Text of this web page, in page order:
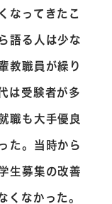
なってきたこ
語る人は少な
教職員が繰り
は受験者が多
職も大手優良
た。当時から
生募集の改善
くなかった。